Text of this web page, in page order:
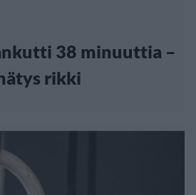
38 minuuttia –
rikki